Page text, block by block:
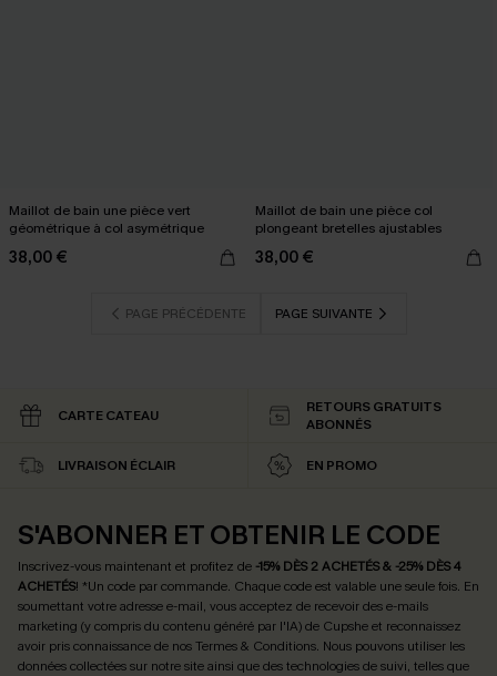
Maillot de bain une pièce vert
géométrique à col asymétrique
38,00 €
Maillot de bain une pièce col
plongeant bretelles ajustables
38,00 €
PAGE PRÉCÉDENTE PAGE SUIVANTE
CARTE CATEAU
RETOURS GRATUITS
ABONNÉS
LIVRAISON ÉCLAIR EN PROMO
S'ABONNER ET OBTENIR LE CODE
Inscrivez-vous maintenant et profitez de -15% DÈS 2 ACHETÉS & -25% DÈS 4
ACHETÉS! *Un code par commande. Chaque code est valable une seule fois. En
soumettant votre adresse e-mail, vous acceptez de recevoir des e-mails
marketing (y compris du contenu généré par l'IA) de Cupshe et reconnaissez
avoir pris connaissance de nosTermes & Conditions. Nous pouvons utiliser les
données collectées sur notre site ainsi que des technologies de suivi, telles que